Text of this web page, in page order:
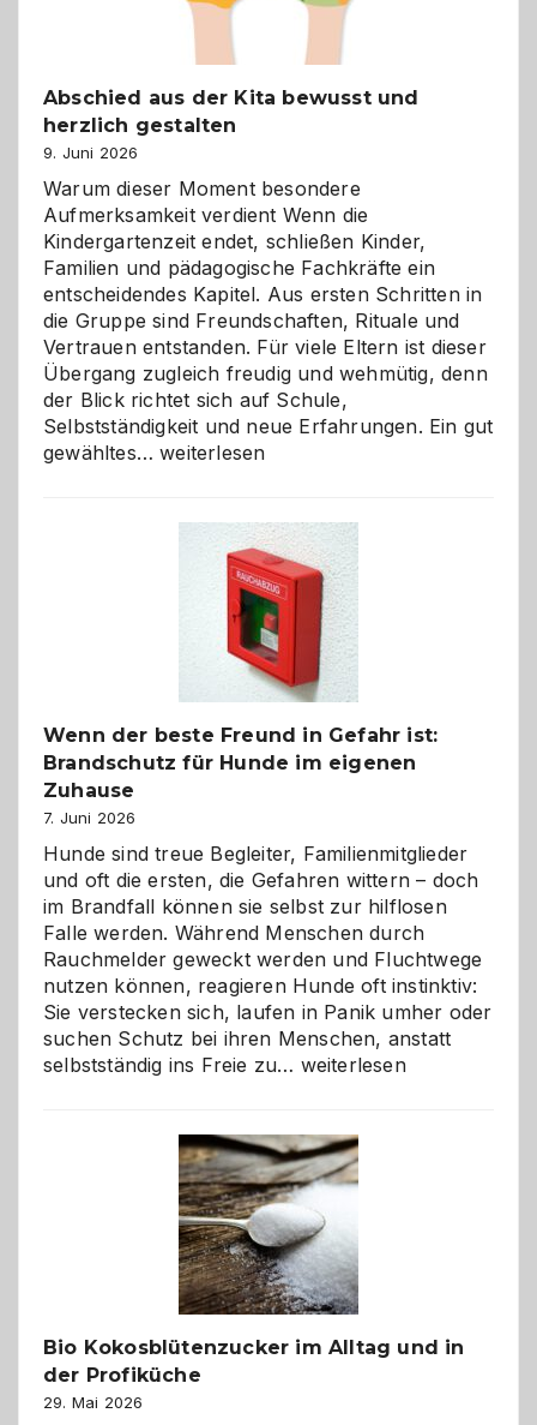
Abschied aus der Kita bewusst und
herzlich gestalten
9. Juni 2026
Warum dieser Moment besondere
Aufmerksamkeit verdient Wenn die
Kindergartenzeit endet, schließen Kinder,
Familien und pädagogische Fachkräfte ein
entscheidendes Kapitel. Aus ersten Schritten in
die Gruppe sind Freundschaften, Rituale und
Vertrauen entstanden. Für viele Eltern ist dieser
Übergang zugleich freudig und wehmütig, denn
der Blick richtet sich auf Schule,
Selbstständigkeit und neue Erfahrungen. Ein gut
gewähltes…Abschied
bewusst
herzlich
gestalten
weiterlesen
Wenn der beste Freund in Gefahr ist:
Brandschutz für Hunde im eigenen
Zuhause
7. Juni 2026
Hunde sind treue Begleiter, Familienmitglieder
und oft die ersten, die Gefahren wittern – doch
im Brandfall können sie selbst zur hilflosen
Falle werden. Während Menschen durch
Rauchmelder geweckt werden und Fluchtwege
nutzen können, reagieren Hunde oft instinktiv:
Sie verstecken sich, laufen in Panik umher oder
suchen Schutz bei ihren Menschen, anstatt
selbstständig ins Freie zu… Wenn
Freund
in
Gefahr
ist:
Brandschutz
für
Hunde
eigenen
weiterlesen
Bio Kokosblütenzucker im Alltag und in
der Profiküche
29. Mai 2026